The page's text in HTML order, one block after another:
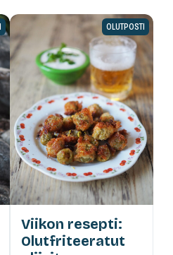
OLUTPOSTI
Viikon resepti:
Olutfriteeratut